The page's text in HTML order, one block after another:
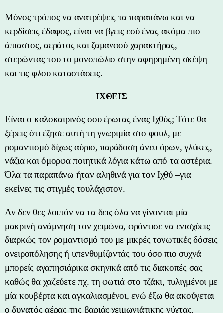
Μόνος τρόπος να ανατρέψεις τα παραπάνω και να
κερδίσεις έδαφος, είναι να βγεις εσύ ένας ακόμα πιο
άπιαστος, αεράτος και ζαμανφού χαρακτήρας,
στερώντας του το μονοπώλιο στην αφηρημένη σκέψη
και τις φλου καταστάσεις.
ΙΧΘΕΙΣ
Είναι ο καλοκαιρινός σου έρωτας ένας Ιχθύς; Τότε θα
ξέρεις ότι έζησε αυτή τη γνωριμία στο φουλ, με
ρομαντισμό δίχως αύριο, παράδοση άνευ όρων, γλύκες,
νάζια και όμορφα ποιητικά λόγια κάτω από τα αστέρια.
Όλα τα παραπάνω ήταν αληθινά για τον Ιχθύ –για
εκείνες τις στιγμές τουλάχιστον.
Αν δεν θες λοιπόν να τα δεις όλα να γίνονται μία
μακρινή ανάμνηση τον χειμώνα, φρόντισε να ενισχύεις
διαρκώς τον ρομαντισμό του με μικρές τονωτικές δόσεις
ονειροπόλησης ή υπενθυμίζοντάς του όσο πιο συχνά
μπορείς αγαπησιάρικα σκηνικά από τις διακοπές σας
καθώς θα χαζεύετε πχ. τη φωτιά στο τζάκι, τυλιγμένοι με
μία κουβέρτα και αγκαλιασμένοι, ενώ έξω θα ακούγεται
ο δυνατός αέρας της βαριάς χειμωνιάτικης νύχτας.